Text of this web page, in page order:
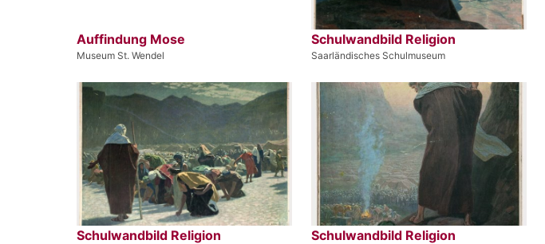
Auffindung Mose
Museum St. Wendel
Schulwandbild Religion
Saarländisches Schulmuseum
Schulwandbild Religion Schulwandbild Religion